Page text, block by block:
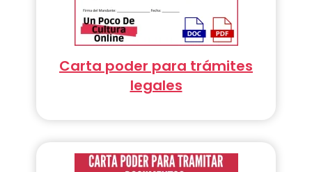
Carta poder para trámites
legales